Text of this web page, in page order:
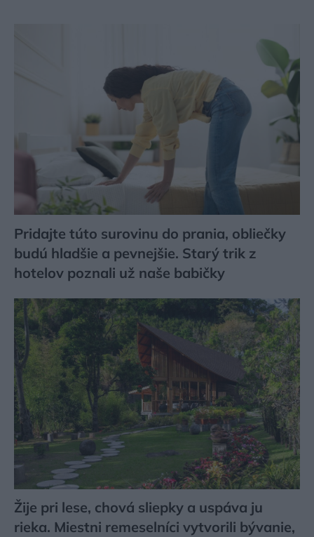
Pridajte túto surovinu do prania, obliečky
budú hladšie a pevnejšie. Starý trik z
hotelov poznali už naše babičky
Žije pri lese, chová sliepky a uspáva ju
rieka. Miestni remeselníci vytvorili bývanie,